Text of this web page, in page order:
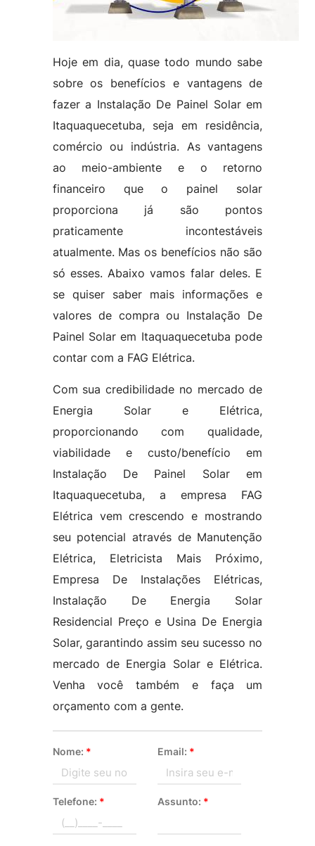
Hoje em dia, quase todo mundo sabe
sobre os benefícios e vantagens de
fazer a Instalação De Painel Solar em
Itaquaquecetuba, seja em residência,
comércio ou indústria. As vantagens
ao meio-ambiente e o retorno
financeiro que o painel solar
proporciona já são pontos
praticamente incontestáveis
atualmente. Mas os benefícios não são
só esses. Abaixo vamos falar deles. E
se quiser saber mais informações e
valores de compra ou Instalação De
Painel Solar em Itaquaquecetuba pode
contar com a FAG Elétrica.
Com sua credibilidade no mercado de
Energia Solar e Elétrica,
proporcionando com qualidade,
viabilidade e custo/benefício em
Instalação De Painel Solar em
Itaquaquecetuba, a empresa FAG
Elétrica vem crescendo e mostrando
seu potencial através de Manutenção
Elétrica, Eletricista Mais Próximo,
Empresa De Instalações Elétricas,
Instalação De Energia Solar
Residencial Preço e Usina De Energia
Solar, garantindo assim seu sucesso no
mercado de Energia Solar e Elétrica.
Venha você também e faça um
orçamento com a gente.
Nome: * Email: *
Telefone: * Assunto: *